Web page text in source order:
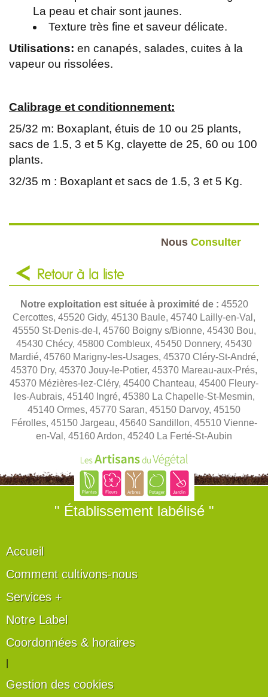
La peau et chair sont jaunes.
Texture très fine et saveur délicate.
Utilisations: en canapés, salades, cuites à la
vapeur ou rissolées.
Calibrage et conditionnement:
25/32 m: Boxaplant, étuis de 10 ou 25 plants,
sacs de 1.5, 3 et 5 Kg, clayette de 25, 60 ou 100
plants.
32/35 m : Boxaplant et sacs de 1.5, 3 et 5 Kg.
Nous Consulter
Retour à la liste
Notre exploitation est située à proximité de : 45520
Cercottes, 45520 Gidy, 45130 Baule, 45740 Lailly-en-Val,
45550 St-Denis-de-l, 45760 Boigny s/Bionne, 45430 Bou,
45430 Chécy, 45800 Combleux, 45450 Donnery, 45430
Mardié, 45760 Marigny-les-Usages, 45370 Cléry-St-André,
45370 Dry, 45370 Jouy-le-Potier, 45370 Mareau-aux-Prés,
45370 Mézières-lez-Cléry, 45400 Chanteau, 45400 Fleury-
les-Aubrais, 45140 Ingré, 45380 La Chapelle-St-Mesmin,
45140 Ormes, 45770 Saran, 45150 Darvoy, 45150
Férolles, 45150 Jargeau, 45640 Sandillon, 45510 Vienne-
en-Val, 45160 Ardon, 45240 La Ferté-St-Aubin
" Établissement labélisé "
Accueil
Comment cultivons-nous
Services +
Notre Label
Coordonnées & horaires
Gestion des cookies